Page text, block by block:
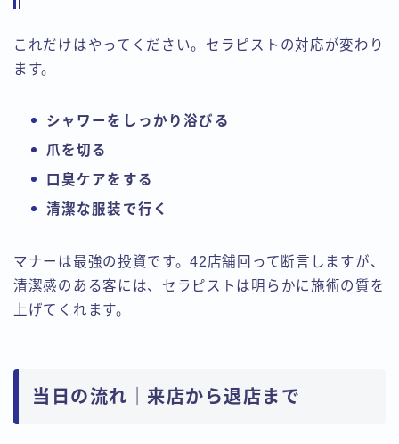
これだけはやってください。セラピストの対応が変わり
ます。
シャワーをしっかり浴びる
爪を切る
口臭ケアをする
清潔な服装で行く
マナーは最強の投資です。42店舗回って断言しますが、
清潔感のある客には、セラピストは明らかに施術の質を
上げてくれます。
当日の流れ｜来店から退店まで